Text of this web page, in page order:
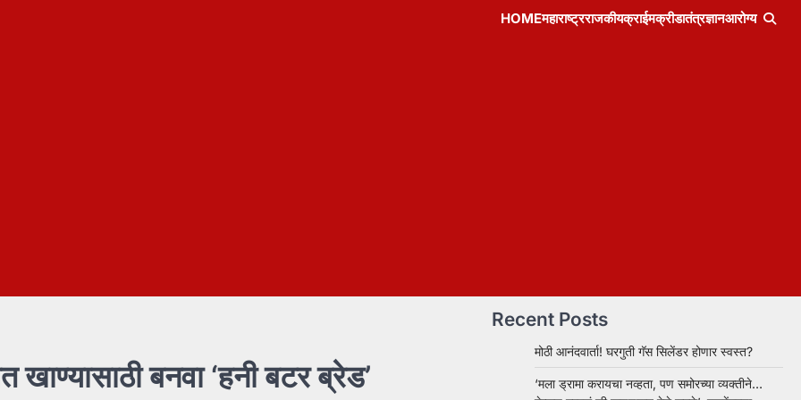
HOMEमहाराष्ट्रराजकीयक्राईमक्रीडातंत्रज्ञानआरोग्य
खाण्यासाठी बनवा ‘हनी बटर ब्रेड’
Recent Posts
मोठी आनंदवार्ता! घरगुती गॅस सिलेंडर होणार स्वस्त?
‘मला ड्रामा करायचा नव्हता, पण समोरच्या व्यक्तीने…